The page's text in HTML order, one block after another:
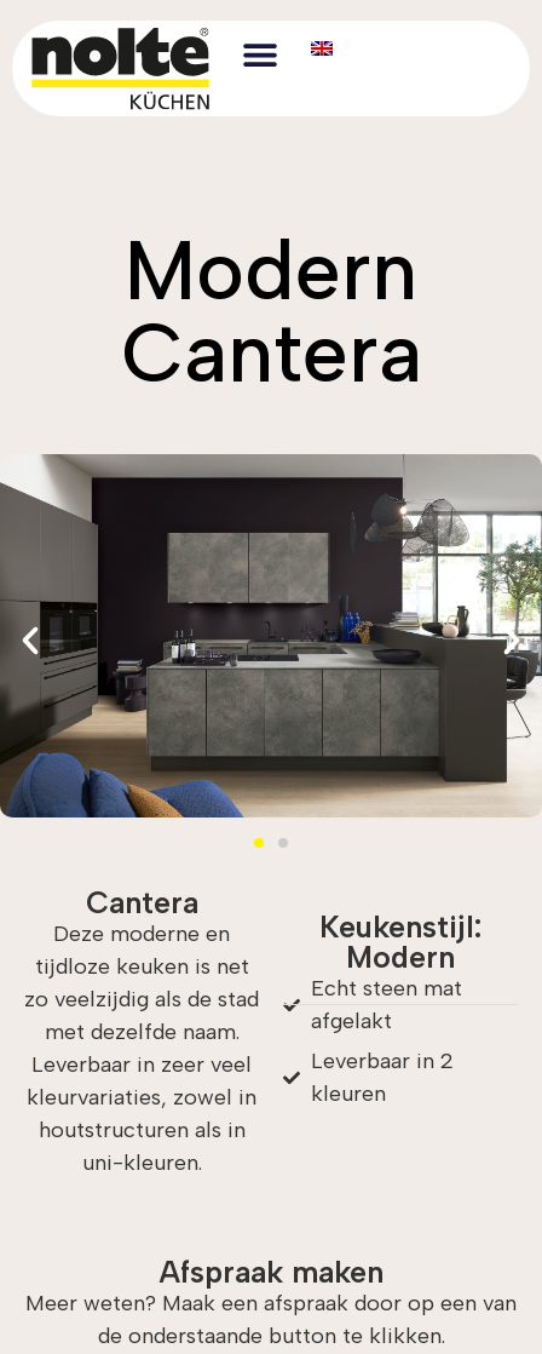
Modern
Cantera
Cantera
Deze moderne en
tijdloze keuken is net
zo veelzijdig als de stad
met dezelfde naam.
Leverbaar in zeer veel
kleurvariaties, zowel in
houtstructuren als in
uni-kleuren.
Keukenstijl:
Modern
Echt steen mat
afgelakt
Leverbaar in 2
kleuren
Afspraak maken
Meer weten? Maak een afspraak door op een van
de onderstaande button te klikken.